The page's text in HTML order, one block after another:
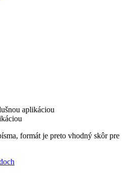
aplikáciou
formát je preto vhodný skôr pre